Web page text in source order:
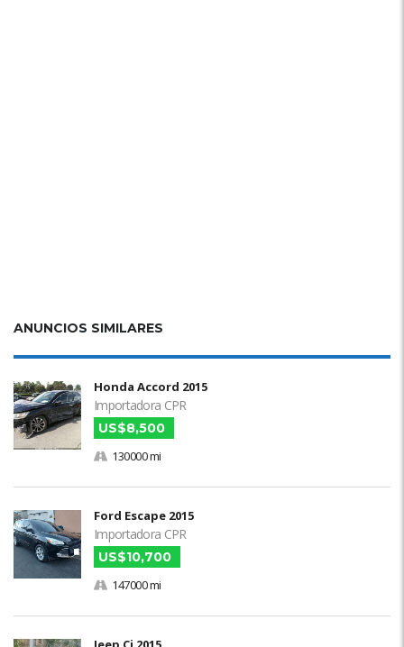
ANUNCIOS SIMILARES
Honda Accord 2015
Importadora CPR
US$8,500
130000 mi
Ford Escape 2015
Importadora CPR
US$10,700
147000 mi